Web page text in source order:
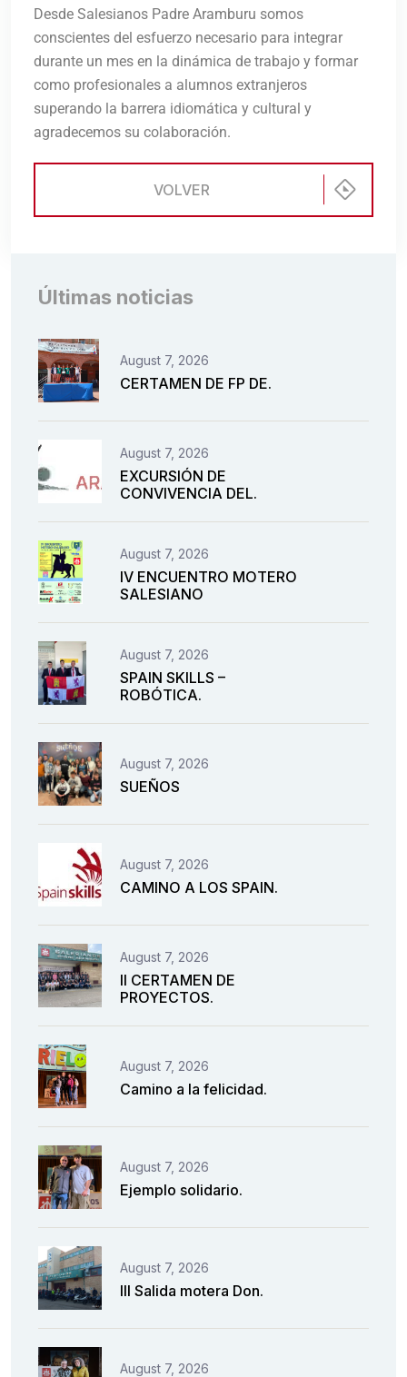
Desde Salesianos Padre Aramburu somos
conscientes del esfuerzo necesario para integrar
durante un mes en la dinámica de trabajo y formar
como profesionales a alumnos extranjeros
superando la barrera idiomática y cultural y
agradecemos su colaboración.
VOLVER
Últimas noticias
August 7, 2026
CERTAMEN DE FP DE.
August 7, 2026
EXCURSIÓN DE
CONVIVENCIA DEL.
August 7, 2026
IV ENCUENTRO MOTERO
SALESIANO
August 7, 2026
SPAIN SKILLS –
ROBÓTICA.
August 7, 2026
SUEÑOS
August 7, 2026
CAMINO A LOS SPAIN.
August 7, 2026
II CERTAMEN DE
PROYECTOS.
August 7, 2026
Camino a la felicidad.
August 7, 2026
Ejemplo solidario.
August 7, 2026
III Salida motera Don.
August 7, 2026